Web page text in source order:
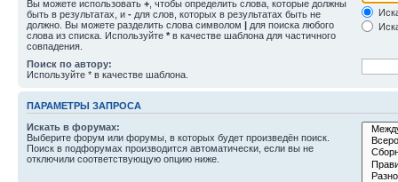
Вы можете использовать + , чтобы определить слова, которые должны
быть в результатах, и - для слов, которых в результатах быть не
должно. Вы можете разделить слова символом | для поиска любого
слова из списка. Используйте * в качестве шаблона для частичного
совпадения.
Поиск по автору:
Используйте * в качестве шаблона.
ПАРАМЕТРЫ ЗАПРОСА
Искать в форумах:
Выберите форум или форумы, в которых будет произведён поиск.
Поиск в подфорумах производится автоматически, если вы не
отключили соответствующую опцию ниже.